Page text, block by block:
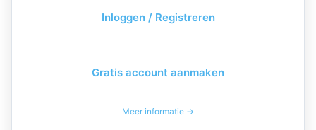
Inloggen / Registreren
Gratis account aanmaken
Meer informatie →